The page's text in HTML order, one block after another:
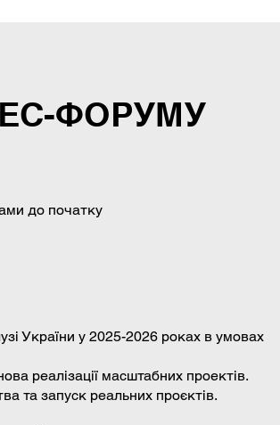
ФОРУМУ
до початку
України у 2025-2026 роках в умовах
реалізації масштабних проектів.
та запуск реальних проєктів.